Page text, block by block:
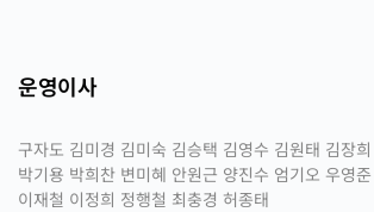
운영이사
구자도 김미경 김미숙 김승택 김영수 김원태 김장
박기용 박희찬 변미혜 안원근 양진수 엄기오 우영
이재철 이정희 정행철 최충경 허종태